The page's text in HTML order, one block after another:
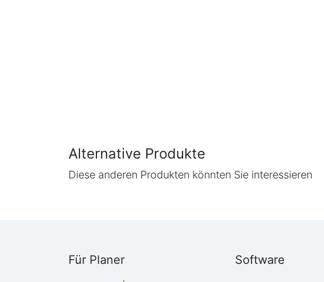
Alternative Produkte
Diese anderen Produkten könnten Sie interessieren
Für Planer Software